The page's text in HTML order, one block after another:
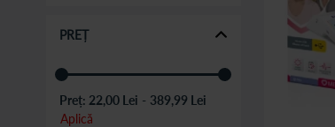
PREȚ
Preț: 22,00 Lei - 389,99 Lei
Aplică